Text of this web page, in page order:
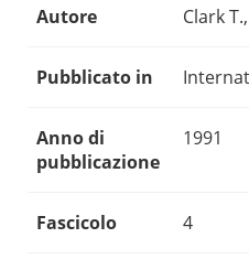
Autore Clark
Pubblicato in
Anno di
pubblicazione
1991
Fascicolo 4